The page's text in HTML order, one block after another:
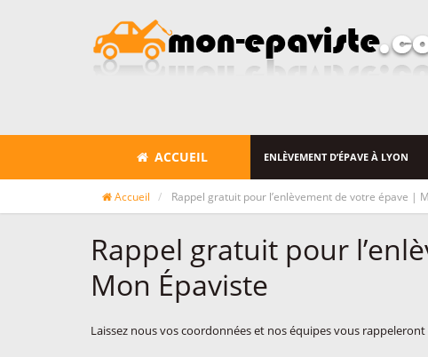
ACCUEIL ENLÈVEMENT D’ÉPAVE À LYON
Accueil Rappel gratuit pour l’enlèvement de votre épave |
Rappel gratuit pour
Mon Épaviste
Laissez nous vos coordonnées et nos équipes vous